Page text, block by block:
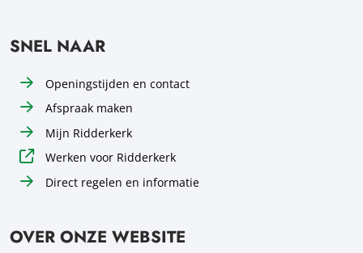
SNEL NAAR
Openingstijden en contact
Afspraak maken
Mijn Ridderkerk
Werken voor Ridderkerk
Direct regelen en informatie
OVER ONZE WEBSITE